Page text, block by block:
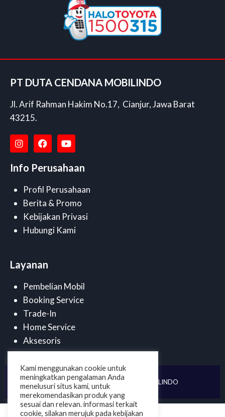
PT DUTA CENDANA MOBILINDO
Jl. Arif Rahman Hakim No.17, Cianjur, Jawa Barat
43215.
Info Perusahaan
Profil Perusahaan
Berita & Promo
Kebijakan Privasi
Hubungi Kami
Layanan
Pembelian Mobil
Booking Service
Trade-In
Home Service
Aksesoris
©2025 . PT DUTA CENDANA MOBILINDO
Kami menggunakan cookie untuk
meningkatkan pengalaman Anda
menelusuri situs kami, untuk
merekomendasikan produk yang
sesuai dan relevan. informasi terkait
cookie, silakan merujuk pada kebijakan